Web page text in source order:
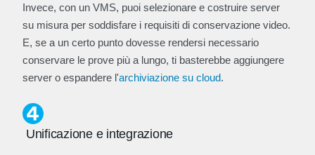
Invece, con un VMS, puoi selezionare e costruire server
su misura per soddisfare i requisiti di conservazione video.
E, se a un certo punto dovesse rendersi necessario
conservare le prove più a lungo, ti basterebbe aggiungere
server o espandere l'archiviazione su cloud.
Unificazione e integrazione